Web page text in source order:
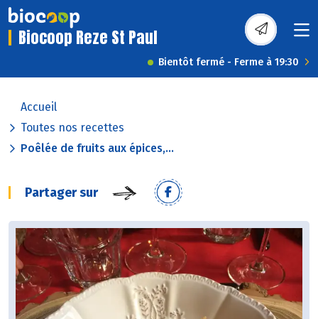
Biocoop Reze St Paul
Bientôt fermé - Ferme à 19:30
Accueil
Toutes nos recettes
Poêlée de fruits aux épices,...
Partager sur